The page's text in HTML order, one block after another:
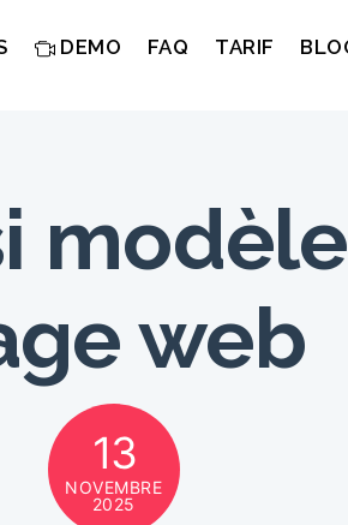
DEMO FAQ TARIF
web
13
NOVEMBRE
2025